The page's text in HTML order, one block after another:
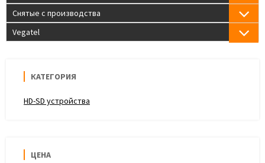
Снятые с производства
Vegatel
КАТЕГОРИЯ
HD-SD устройства
ЦЕНА